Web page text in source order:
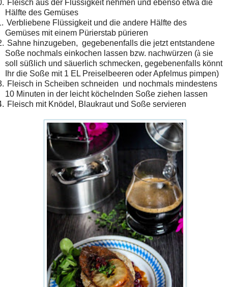
Fleisch aus der Flüssigkeit nehmen und ebenso etwa die
Hälfte des Gemüses
Verbliebene Flüssigkeit und die andere Hälfte des
Gemüses mit einem Pürierstab pürieren
Sahne hinzugeben, gegebenenfalls die jetzt entstandene
Soße nochmals einkochen lassen bzw. nachwürzen (à sie
soll süßlich und säuerlich schmecken, gegebenenfalls könnt
Ihr die Soße mit 1 EL Preiselbeeren oder Apfelmus pimpen)
Fleisch in Scheiben schneiden und nochmals mindestens
10 Minuten in der leicht köchelnden Soße ziehen lassen
Fleisch mit Knödel, Blaukraut und Soße servieren